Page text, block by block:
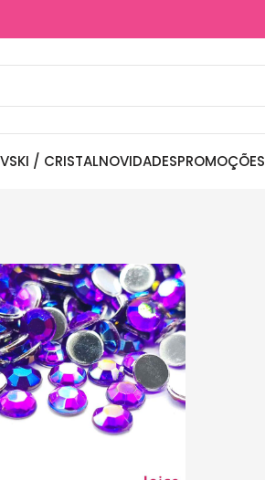
/ CRISTALNOVIDADESPROMOÇÕES